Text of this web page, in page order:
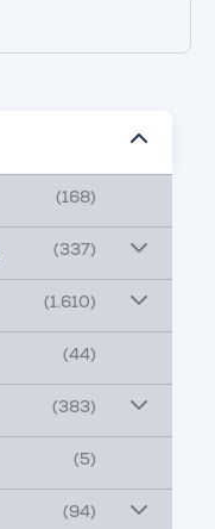
(168)
(337)
(1.610)
(44)
(383)
(5)
(94)